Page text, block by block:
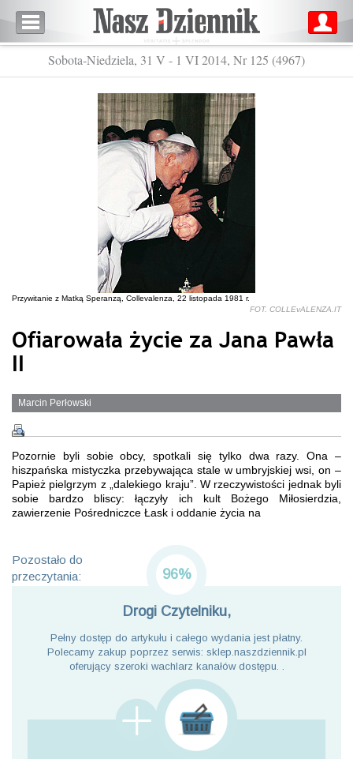
Sobota-Niedziela, 31 V - 1 VI 2014, Nr 125 (4967)
Przywitanie z Matką Speranzą, Collevalenza, 22 listopada 1981 r.
FOT. COLLEvALENZA.IT
Ofiarowała życie za Jana Pawła
II
Marcin Perłowski
Pozornie byli sobie obcy, spotkali się tylko dwa razy. Ona –
hiszpańska mistyczka przebywająca stale w umbryjskiej wsi, on –
Papież pielgrzym z „dalekiego kraju”. W rzeczywistości jednak byli
sobie bardzo bliscy: łączyły ich kult Bożego Miłosierdzia,
zawierzenie Pośredniczce Łask i oddanie życia na
Pozostało do
przeczytania:
96%
Drogi Czytelniku,
Pełny dostęp do artykułu i całego wydania jest płatny.
Polecamy zakup poprzez serwis: sklep.naszdziennik.pl
oferujący szeroki wachlarz kanałów dostępu. .